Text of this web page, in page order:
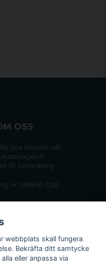
OSS
Spa Sweden AB
9
39 Sölvesborg
nr: 556836-2262
0456-405566
webbplats skall fungera
Bekräfta ditt samtycke
eller anpassa via